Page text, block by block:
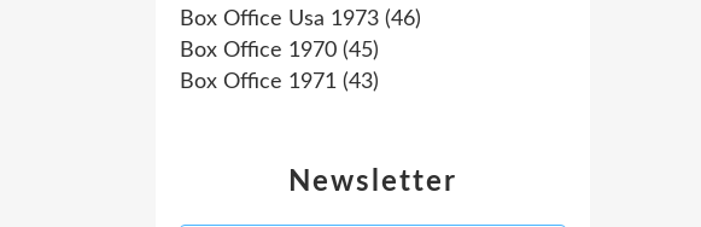
Newsletter
Box Office Usa 1973 (46)
Box Office 1970 (45)
Box Office 1971 (43)